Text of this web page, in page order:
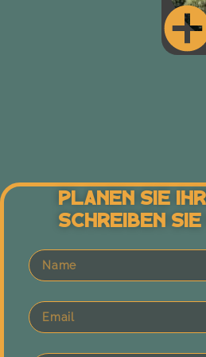
Planen Sie
Schreiben Sie